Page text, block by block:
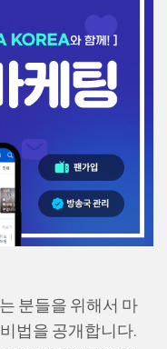
분들을 위해서 마
법을 공개합니다.